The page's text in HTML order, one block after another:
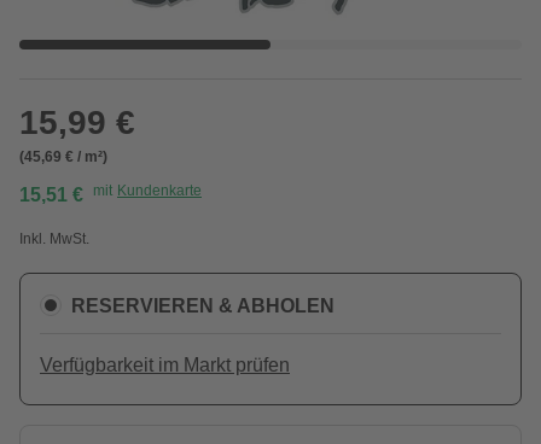
15,99 €
(45,69 € / m²)
15,51 € mit Kundenkarte
Inkl. MwSt.
RESERVIEREN & ABHOLEN
Verfügbarkeit im Markt prüfen